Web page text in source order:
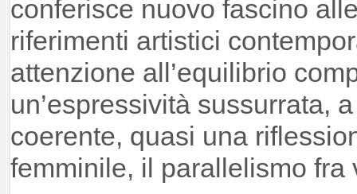
conferisce nuovo fascino
riferimenti artistici
attenzione all’equilibrio
un’espressività sussurrata,
coerente, quasi una
femminile, il parallelismo fra